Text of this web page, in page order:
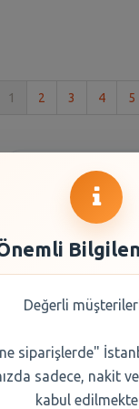
1 2 3 4 5
Balküpü Küp
Gold 1000 gr
Değerli
siparişlerde"
sadece, nakit
kabul